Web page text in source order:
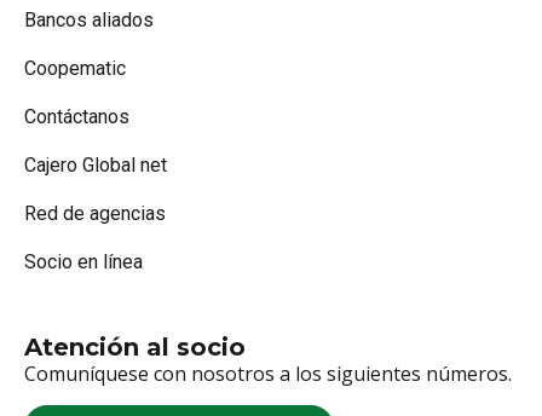
Bancos aliados
Coopematic
Contáctanos
Cajero Global net
Red de agencias
Socio en línea
Atención al socio
Comuníquese con nosotros a los siguientes números.